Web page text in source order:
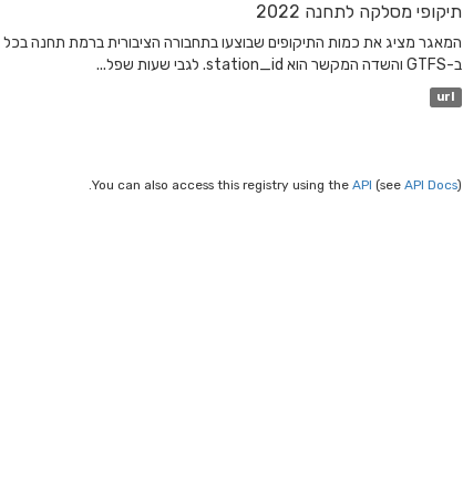
תיקופי מסלקה לתחנה 2022
ב-GTFS והשדה המקשר הוא station_id. לגבי שעות שפל...
url
You can also access this registry using the API (see API Docs).